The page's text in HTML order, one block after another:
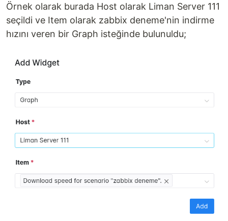
Örnek olarak burada Host olarak Liman Server 111
seçildi ve Item olarak zabbix deneme'nin indirme
hızını veren bir Graph isteğinde bulunuldu;